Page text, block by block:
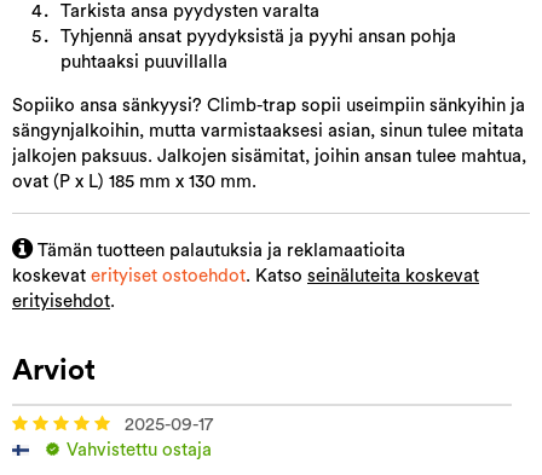
Tarkista ansa pyydysten varalta
Tyhjennä ansat pyydyksistä ja pyyhi ansan pohja
puhtaaksi puuvillalla
Sopiiko ansa sänkyysi? Climb-trap sopii useimpiin sänkyihin ja
sängynjalkoihin, mutta varmistaaksesi asian, sinun tulee mitata
jalkojen paksuus. Jalkojen sisämitat, joihin ansan tulee mahtua,
ovat (P x L) 185 mm x 130 mm.
Tämän tuotteen palautuksia ja reklamaatioita
koskevat erityiset ostoehdot. Katso seinäluteita koskevat
erityisehdot.
Arviot
2025-09-17
Vahvistettu ostaja